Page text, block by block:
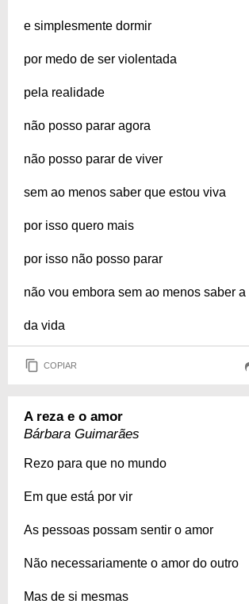
e simplesmente dormir
por medo de ser violentada
pela realidade
não posso parar agora
não posso parar de viver
sem ao menos saber que estou viva
por isso quero mais
por isso não posso parar
não vou embora sem ao menos saber
da vida
COPIAR
A reza e o amor
Bárbara Guimarães
Rezo para que no mundo
Em que está por vir
As pessoas possam sentir o amor
Não necessariamente o amor do outro
Mas de si mesmas